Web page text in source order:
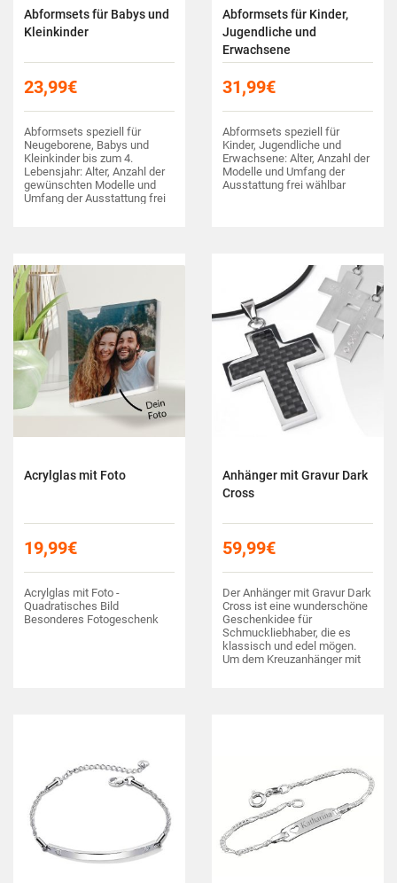
Abformsets für Babys und
Kleinkinder
23,99€
Abformsets speziell für
Neugeborene, Babys und
Kleinkinder bis zum 4.
Lebensjahr: Alter, Anzahl der
gewünschten Modelle und
Umfang der Ausstattung frei
Abformsets für Kinder,
Jugendliche und
Erwachsene
31,99€
Abformsets speziell für
Kinder, Jugendliche und
Erwachsene: Alter, Anzahl der
Modelle und Umfang der
Ausstattung frei wählbar
Acrylglas mit Foto
19,99€
Acrylglas mit Foto -
Quadratisches Bild
Besonderes Fotogeschenk
Anhänger mit Gravur Dark
Cross
59,99€
Der Anhänger mit Gravur Dark
Cross ist eine wunderschöne
Geschenkidee für
Schmuckliebhaber, die es
klassisch und edel mögen.
Um dem Kreuzanhänger mit